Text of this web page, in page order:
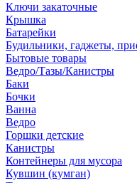
Ключи закаточные
Крышка
Батарейки
Будильники, гаджеты,
Бытовые товары
Ведро/Тазы/Канистры
Баки
Бочки
Ванна
Ведро
Горшки детские
Канистры
Контейнеры для мусора
Кувшин (кумган)